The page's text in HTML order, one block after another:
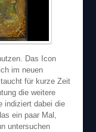
Das Icon
im neuen
für kurze Zeit
die weitere
indiziert dabei die
ein paar Mal,
untersuchen